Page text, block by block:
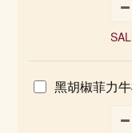
黑胡椒菲力